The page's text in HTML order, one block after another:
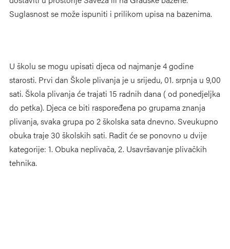
Suglasnost se može ispuniti i prilikom upisa na bazenima.
U školu se mogu upisati djeca od najmanje 4 godine
starosti. Prvi dan Škole plivanja je u srijedu, 01. srpnja u 9,00
sati. Škola plivanja će trajati 15 radnih dana ( od ponedjeljka
do petka). Djeca ce biti raspoređena po grupama znanja
plivanja, svaka grupa po 2 školska sata dnevno. Sveukupno
obuka traje 30 školskih sati. Radit će se ponovno u dvije
kategorije: 1. Obuka neplivača, 2. Usavršavanje plivačkih
tehnika.